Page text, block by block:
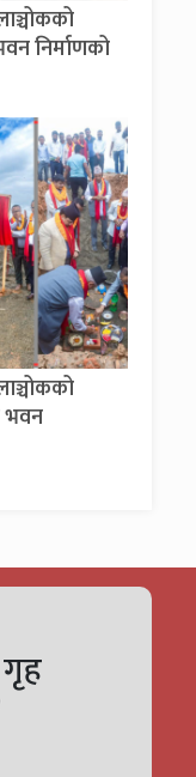
निर्माणको
भवन